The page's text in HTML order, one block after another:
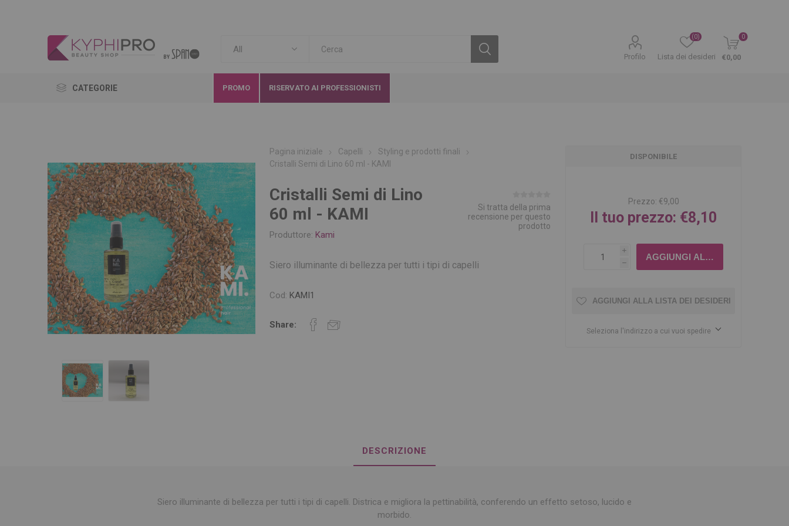
Profilo Lista dei desideri
(0) 0
€0,00
CATEGORIE PROMO RISERVATO AI PROFESSIONISTI
Pagina iniziale Capelli
Styling e prodotti finali
Cristalli Semi di Lino 60 ml - KAMI
Cristalli Semi di Lino
60 ml - KAMI
Produttore: Kami
Si tratta della prima
recensione per questo
prodotto
Siero illuminante di bellezza per tutti i tipi di capelli
Cod: KAMI1
Share:
DISPONIBILE
Prezzo: €9,00
Il tuo prezzo: €8,10
i
h
AGGIUNGI ALLA LISTA DEI DESIDERI
Seleziona l'indirizzo a cui vuoi spedire
DESCRIZIONE
Siero illuminante di bellezza per tutti i tipi di capelli. Districa e migliora la pettinabilità, conferendo un effetto setoso, lucido e
morbido.